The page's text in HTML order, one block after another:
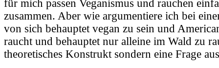
für mich passen Veganismus und rauchen
zusammen. Aber wie argumentiere ich bei
von sich behauptet vegan zu sein und
raucht und behauptet nur alleine im Wald zu
theoretisches Konstrukt sondern eine Frage